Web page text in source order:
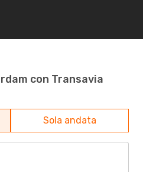
con Transavia
Sola andata